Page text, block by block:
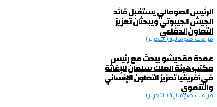
الرئيس الصومالي يستقبل قائد
الجيش الجيبوتي ويبحثان تعزيز
التعاون الدفاعي
قراءات صومالية (التحرير)
عمدة مقديشو يبحث مع رئيس
مكتب هيئة الملك سلمان للإغاثة
في أفريقيا تعزيز التعاون الإنساني
والتنموي
قراءات صومالية (التحرير)